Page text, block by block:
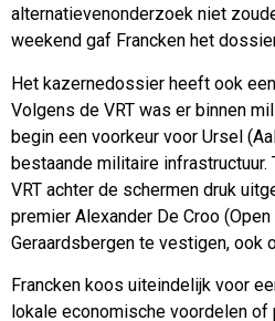
alternatievenonderzoek niet
weekend gaf Francken het
Het kazernedossier heeft ook
Volgens de VRT was er binnen
begin een voorkeur voor Ursel
bestaande militaire
VRT achter de schermen druk
premier Alexander De Croo
Geraardsbergen te vestigen, ook
Francken koos uiteindelijk voor
lokale economische voordelen